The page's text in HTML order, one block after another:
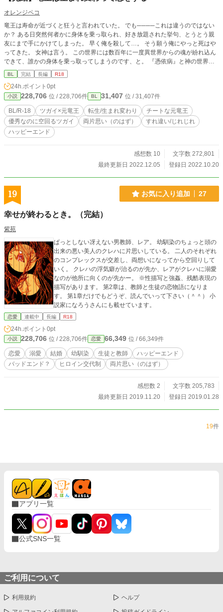
オレンジペコ
竜王は寿命が近づくと狂うと言われていた。 でも────これは違うのではない
か？ ある日突然何者かに身体を乗っ取られ、好き放題された挙句、とうとう親
友にまで手にかけてしまった。 早く俺を殺して…。 そう願う俺にやっと死はや
ってきた。 女神は言う。 この世界には数百年に一度異世界からの魂が紛れ込ん
できて、誰かの身体を乗っ取ってしまうのです、と。 『憑依病』と神の世界で
は言われている現象なんだとか。 そして憑依病にかかった者は望まぬ行動をさ
せられた挙句死ぬしかない。 しかも呪われている？！ 親友のツガイをも手に掛
けた事で、盛大に恨まれて親友に呪われてしまった。 愛する女性が現れたとし
ても決して結婚などできないし、子を為すこともできないという呪い────。
憑依病の犠牲者の魂は神の救済を受け記憶を持ったまま転生させてもらえるらし
いが、その呪いがあると言うのなら、転生はできても幸せになんてなれないだろ
う。 そんな俺を哀れんだ女神は俺に女神の祝福を与えてくれた。 「貴方は幸せ
になるべきだと思いますよ？どうか次の生では幸せを掴み取ってくださいね」
世界だった。 これは前世で出会えなかった、ツガイと俺の出会いと恋の物語。
BL 完結 長編 R18
24h.ポイント 0pt
小説 228,706 位 / 228,706件 BL 31,407 位 / 31,407件
BL/R-18 ツガイ×元竜王 転生/生まれ変わり
チートな元竜王
優秀なのに空回るツガイ
両片思い（のはず）
すれ違い/じれじれ
ハッピーエンド
感想数 10
文字数 272,801
最終更新日 2022.12.05
登録日 2022.10.20
19 お気に入り追加 27
幸せが終わるとき。（完結）
紫苑
ぱっとしない冴えない男教師、レア。 幼馴染のちょっと頭の
出来の悪い美人のクレハに片思いしている。 二人のそれぞれ
のコンプレックスが交差し、両想いになってから空回りして
いく。 クレハの浮気癖が治るのが先か、レアがクレハに溺愛
なのが他所に向くのが先かー。 ※性描写と強姦、残酷表現の
描写があります。 第2章は、教師と生徒の恋物語になりま
す。 第1章だけでもどうぞ、読んでいって下さい（＾＾） 小
説家になろうさんにも載せています。
恋愛 連載中 長編 R18
24h.ポイント 0pt
小説 228,706 位 / 228,706件 恋愛 66,349 位 / 66,349件
恋愛 溺愛 結婚 幼馴染 生徒と教師
ハッピーエンド
バッドエンド？
ヒロイン交代制 両片思い（のはず）
感想数 2
文字数 205,783
最終更新日 2019.11.20
登録日 2019.01.28
19件
アプリ一覧
公式SNS一覧
ご利用について
利用規約 ヘルプ